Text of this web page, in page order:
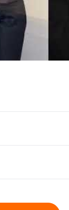
rekrutacyjnym w
w